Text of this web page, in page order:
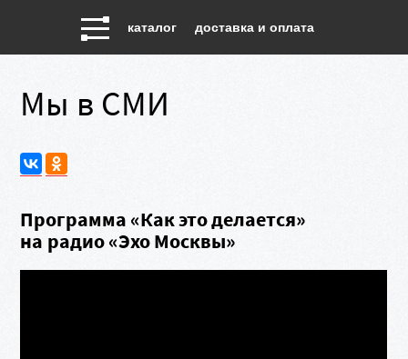
каталог доставка и оплата
Мы в СМИ
Программа «Как это делается»
на радио «Эхо Москвы»